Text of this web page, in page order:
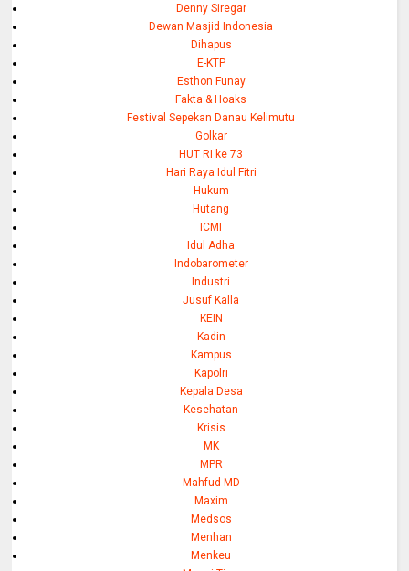
Denny Siregar
Dewan Masjid Indonesia
Dihapus
E-KTP
Esthon Funay
Fakta & Hoaks
Festival Sepekan Danau Kelimutu
Golkar
HUT RI ke 73
Hari Raya Idul Fitri
Hukum
Hutang
ICMI
Idul Adha
Indobarometer
Industri
Jusuf Kalla
KEIN
Kadin
Kampus
Kapolri
Kepala Desa
Kesehatan
Krisis
MK
MPR
Mahfud MD
Maxim
Medsos
Menhan
Menkeu